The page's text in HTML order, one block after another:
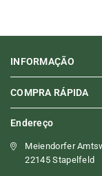
INFORMAÇÃO
COMPRA RÁPIDA
Endereço
Meiendorfer
22145 Stapelfeld